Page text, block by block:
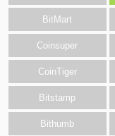
BitMart
Coinsuper
CoinTiger
Bitstamp
Bithumb